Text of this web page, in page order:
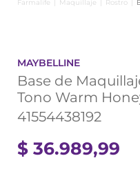
Maquillaje Rostro
MAYBELLINE
Base de
Tono Warm
41554438192
$ 36.989,99